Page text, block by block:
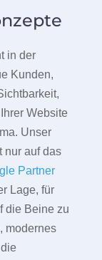
in der
Kunden,
Website
Unser
nur auf das
Partner
Lage, für
die Beine zu
modernes